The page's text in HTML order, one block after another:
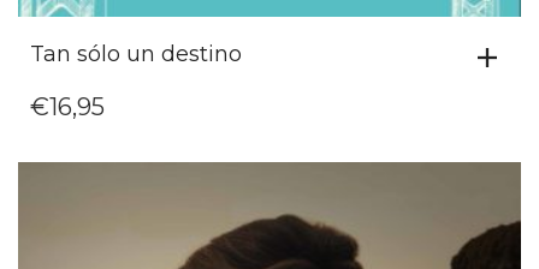
Tan sólo un destino
€16,95